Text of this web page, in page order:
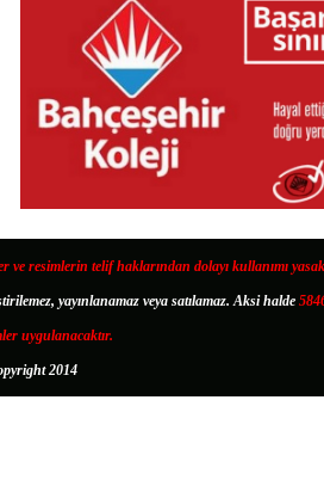
ve resimlerin telif haklarından dolayı kullanımı
yayınlanamaz veya satılamaz. Aksi halde
uygulanacaktır.
2014